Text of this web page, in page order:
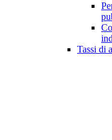
Tassi di